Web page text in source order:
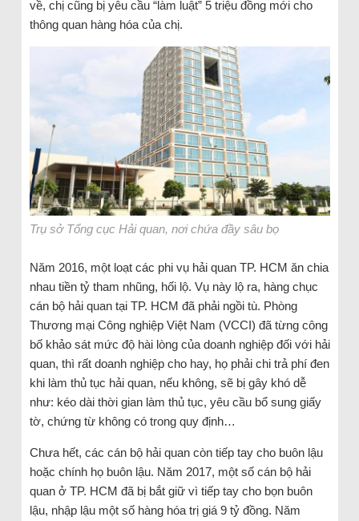
về, chị cũng bị yêu cầu “làm luật” 5 triệu đồng mới cho
thông quan hàng hóa của chị.
Trụ sở Tổng cục Hải quan, nơi chứa đầy sâu bọ
Năm 2016, một loạt các phi vụ hải quan TP. HCM ăn chia
nhau tiền tỷ tham nhũng, hối lộ. Vụ này lộ ra, hàng chục
cán bộ hải quan tại TP. HCM đã phải ngồi tù. Phòng
Thương mại Công nghiệp Việt Nam (VCCI) đã từng công
bố khảo sát mức độ hài lòng của doanh nghiệp đối với hải
quan, thì rất doanh nghiệp cho hay, họ phải chi trả phí đen
khi làm thủ tục hải quan, nếu không, sẽ bị gây khó dễ
như: kéo dài thời gian làm thủ tục, yêu cầu bổ sung giấy
tờ, chứng từ không có trong quy định…
Chưa hết, các cán bộ hải quan còn tiếp tay cho buôn lậu
hoặc chính họ buôn lậu. Năm 2017, một số cán bộ hải
quan ở TP. HCM đã bị bắt giữ vì tiếp tay cho bọn buôn
lậu, nhập lậu một số hàng hóa trị giá 9 tỷ đồng. Năm